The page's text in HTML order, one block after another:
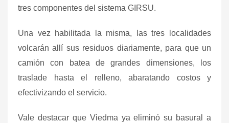
tres componentes del sistema GIRSU.
Una vez habilitada la misma, las tres localidades
volcarán allí sus residuos diariamente, para que un
camión con batea de grandes dimensiones, los
traslade hasta el relleno, abaratando costos y
efectivizando el servicio.
Vale destacar que Viedma ya eliminó su basural a